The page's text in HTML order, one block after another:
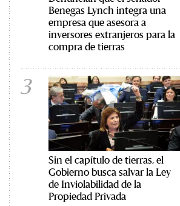
Benegas Lynch integra una
empresa que asesora a
inversores extranjeros para la
compra de tierras
3
Sin el capítulo de tierras, el
Gobierno busca salvar la Ley
de Inviolabilidad de la
Propiedad Privada